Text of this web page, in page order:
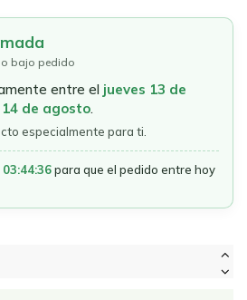
bajo pedido
entre el jueves 13 de
de agosto.
especialmente para ti.
03:44:36para que el pedido entre hoy